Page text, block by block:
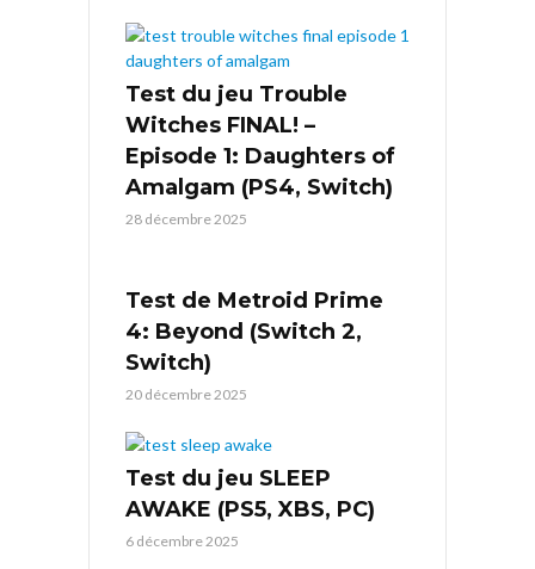
Test du jeu Trouble
Witches FINAL! –
Episode 1: Daughters of
Amalgam (PS4, Switch)
28 décembre 2025
Test de Metroid Prime
4: Beyond (Switch 2,
Switch)
20 décembre 2025
Test du jeu SLEEP
AWAKE (PS5, XBS, PC)
6 décembre 2025